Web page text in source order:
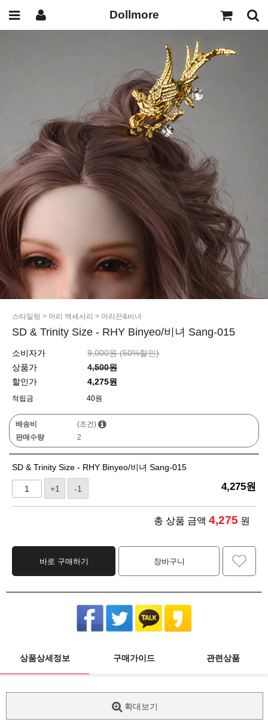
Dollmore
스타일링 > 머리 액세서리 > 머리끈&비녀
SD & Trinity Size - RHY Binyeo/비녀 Sang-015
소비자가 9,000원 (50%할인)
상품가
4,500원
할인가
4,275원
적립금 40원
배송비
(조건)
판매수량
2
SD & Trinity Size - RHY Binyeo/비녀 Sang-015
+1 -1 4,275원
총 상품 금액 4,275 원
바로 구매하기 장바구니
상품상세정보 구매가이드 관련상품
확대보기